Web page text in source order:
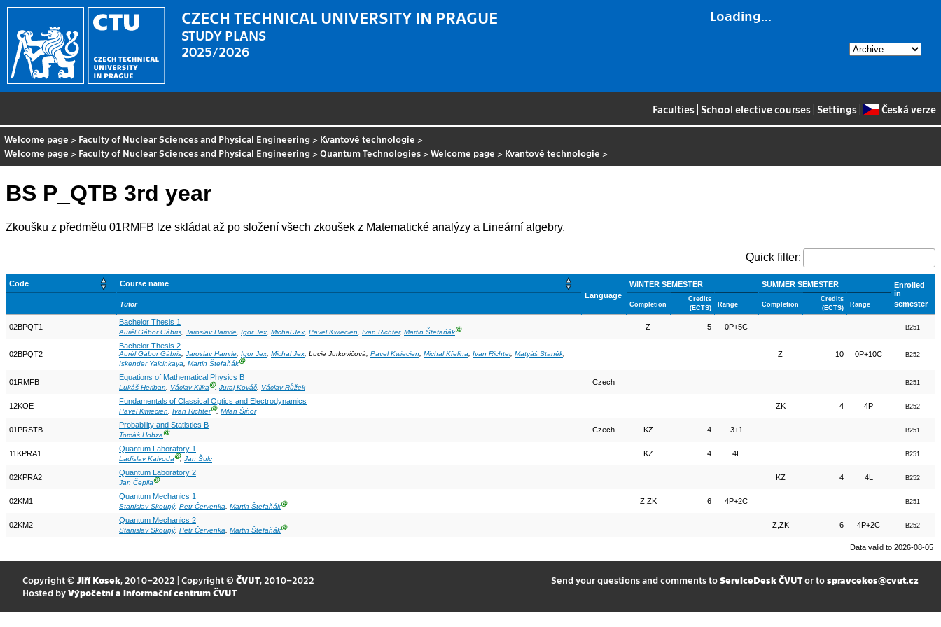
Loading...
CZECH TECHNICAL UNIVERSITY IN PRAGUE
STUDY PLANS
2025/2026
Faculties School elective courses Settings Česká verze
Welcome page > Faculty of Nuclear Sciences and Physical Engineering > Kvantové technologie >
Welcome page > Faculty of Nuclear Sciences and Physical Engineering >Quantum Technologies >Welcome page > Kvantové technologie >
BS P_QTB 3rd year
Zkoušku z předmětu 01RMFB lze skládat až po složení všech zkoušek z Matematické analýzy a Lineární algebry.
Quick filter:
Code
Course name
Language
WINTER SEMESTER SUMMER SEMESTER
Enrolled
in
semester
Tutor Completion
Credits
(ECTS)
Range Completion
Credits
(ECTS)
Range
02BPQT1
Bachelor Thesis 1
Aurél Gábor Gábris, Jaroslav Hamrle, Igor Jex, Michal Jex, Pavel Kwiecien, Ivan Richter, Martin ŠtefaňákⒼ Z 5 0P+5C B251
02BPQT2
Bachelor Thesis 2
Aurél Gábor Gábris, Jaroslav Hamrle, Igor Jex, Michal Jex, Lucie Jurkovičová, Pavel Kwiecien, Michal Křelina, Ivan Richter, Matyáš Staněk,
Iskender Yalcinkaya, Martin ŠtefaňákⒼ
Z 10 0P+10C B252
01RMFB
Equations of Mathematical Physics B
Lukáš Heriban, Václav KlikaⒼ, Juraj Kováč, Václav Růžek
Czech B251
12KOE
Fundamentals of Classical Optics and Electrodynamics
Pavel Kwiecien, Ivan RichterⒼ, Milan Šiňor
ZK 4 4P B252
01PRSTB
Probability and Statistics B
Tomáš HobzaⒼ Czech KZ 4 3+1 B251
11KPRA1
Quantum Laboratory 1
Ladislav KalvodaⒼ, Jan Šulc
KZ 4 4L B251
02KPRA2
Quantum Laboratory 2
Jan ČepilaⒼ KZ 4 4L B252
02KM1
Quantum Mechanics 1
Stanislav Skoupý, Petr Červenka, Martin ŠtefaňákⒼ Z,ZK 6 4P+2C B251
02KM2
Quantum Mechanics 2
Stanislav Skoupý, Petr Červenka, Martin ŠtefaňákⒼ Z,ZK 6 4P+2C B252
Data valid to 2026-08-05
Copyright © Jiří Kosek, 2010–2022 | Copyright © ČVUT, 2010–2022
Hosted by Výpočetní a informační centrum ČVUT
Send your questions and comments toServiceDesk ČVUTor tospravcekos@cvut.cz